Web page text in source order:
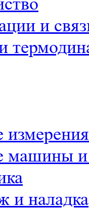
и
измерения
машины
и наладка